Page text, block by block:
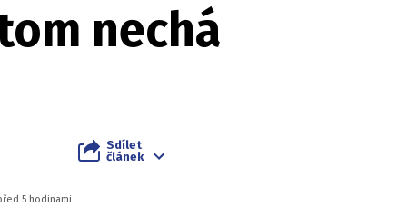
nechá
Sdílet
článek
5 hodinami